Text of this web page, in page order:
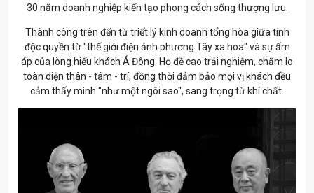
30 năm doanh nghiệp kiến tạo phong cách sống thượng lưu.
Thành công trên đến từ triết lý kinh doanh tổng hòa giữa tính
độc quyền từ "thế giới điện ảnh phương Tây xa hoa" và sự ấm
áp của lòng hiếu khách Á Đông. Họ đề cao trải nghiệm, chăm lo
toàn diện thân - tâm - trí, đồng thời đảm bảo mọi vị khách đều
cảm thấy mình "như một ngôi sao", sang trọng từ khí chất.